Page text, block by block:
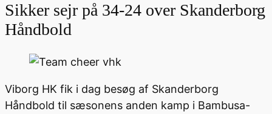
Sikker sejr på 34-24 over Skanderborg
Håndbold
Viborg HK fik i dag besøg af Skanderborg
Håndbold til sæsonens anden kamp i Bambusa-